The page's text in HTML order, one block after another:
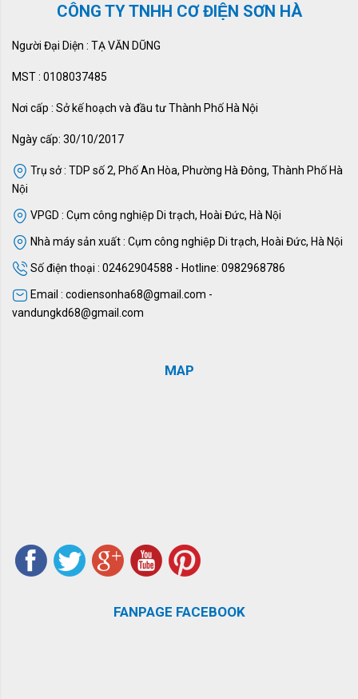
CÔNG TY TNHH CƠ ĐIỆN SƠN HÀ
Người Đại Diện : TẠ VĂN DŨNG
MST : 0108037485
Nơi cấp : Sở kế hoạch và đầu tư Thành Phố Hà Nội
Ngày cấp: 30/10/2017
Trụ sở : TDP số 2, Phố An Hòa, Phường Hà Đông, Thành Phố Hà
Nội
VPGD : Cụm công nghiệp Di trạch, Hoài Đức, Hà Nội
Nhà máy sản xuất : Cụm công nghiệp Di trạch, Hoài Đức, Hà Nội
Số điện thoại : 02462904588 - Hotline: 0982968786
Email : codiensonha68@gmail.com -
vandungkd68@gmail.com
MAP
FANPAGE FACEBOOK